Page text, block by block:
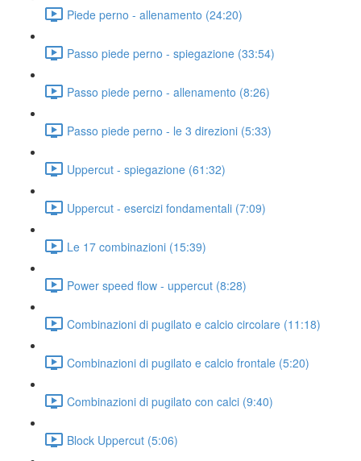
Piede perno - allenamento (24:20)
Passo piede perno - spiegazione (33:54)
Passo piede perno - allenamento (8:26)
Passo piede perno - le 3 direzioni (5:33)
Uppercut - spiegazione (61:32)
Uppercut - esercizi fondamentali (7:09)
Le 17 combinazioni (15:39)
Power speed flow - uppercut (8:28)
Combinazioni di pugilato e calcio circolare (11:18)
Combinazioni di pugilato e calcio frontale (5:20)
Combinazioni di pugilato con calci (9:40)
Block Uppercut (5:06)